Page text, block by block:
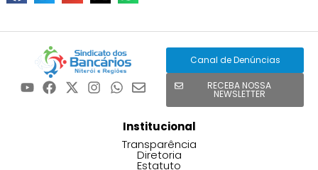
Canal de Denúncias
RECEBA NOSSA
NEWSLETTER
Institucional
Transparência
Diretoria
Estatuto